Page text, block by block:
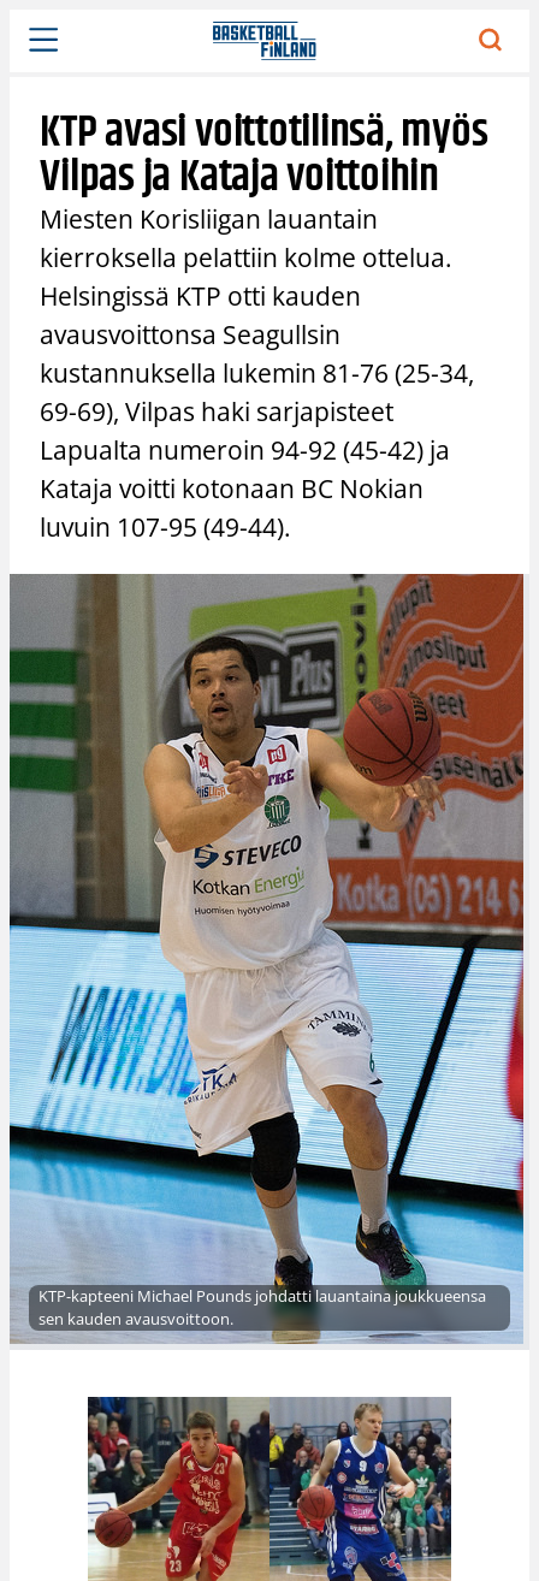
Siirry
sisältöön
KTP avasi voittotilinsä, myös
Vilpas ja Kataja voittoihin
Miesten Korisliigan lauantain
kierroksella pelattiin kolme ottelua.
Helsingissä KTP otti kauden
avausvoittonsa Seagullsin
kustannuksella lukemin 81-76 (25-34,
69-69), Vilpas haki sarjapisteet
Lapualta numeroin 94-92 (45-42) ja
Kataja voitti kotonaan BC Nokian
luvuin 107-95 (49-44).
KTP-kapteeni Michael Pounds johdatti lauantaina joukkueensa
sen kauden avausvoittoon.